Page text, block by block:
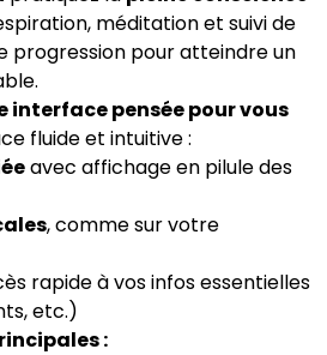
méditation et suivi de
progression pour atteindre un
interface pensée pour vous
fluide et intuitive :
avec affichage en pilule des
, comme sur votre
rapide à vos infos essentielles
etc.)
: